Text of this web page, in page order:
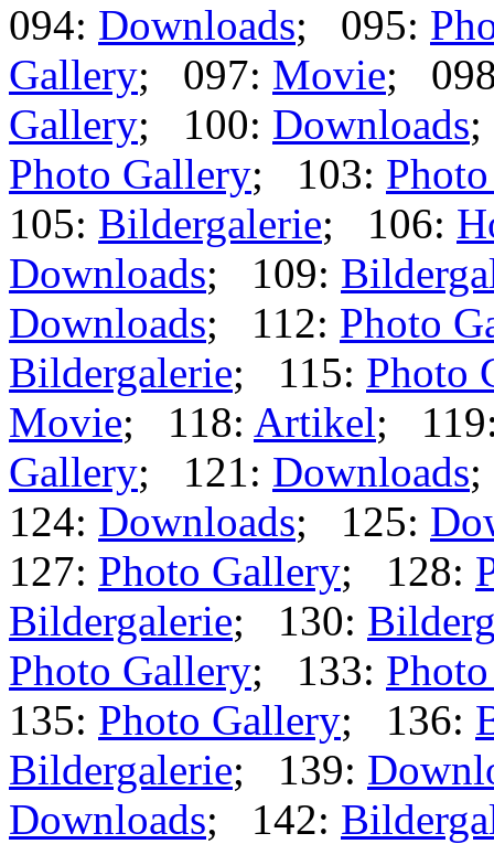
094: Downloads; 095:
Gallery; 097: Movie;
Gallery; 100: Downloads
Photo Gallery; 103:
105: Bildergalerie; 106:
Downloads; 109:
Downloads; 112: Photo
Bildergalerie; 115: Photo
Movie; 118: Artikel;
Gallery; 121: Downloads
124: Downloads; 125:
127: Photo Gallery; 128:
Bildergalerie; 130:
Photo Gallery; 133:
135: Photo Gallery; 136:
Bildergalerie; 139:
Downloads; 142: